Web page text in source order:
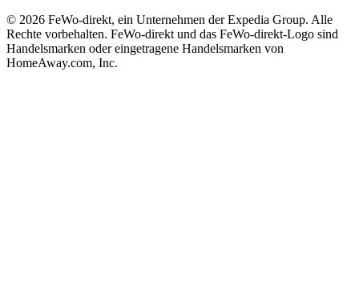
© 2026 FeWo-direkt, ein Unternehmen der Expedia Group. Alle
Rechte vorbehalten. FeWo-direkt und das FeWo-direkt-Logo sind
Handelsmarken oder eingetragene Handelsmarken von
HomeAway.com, Inc.